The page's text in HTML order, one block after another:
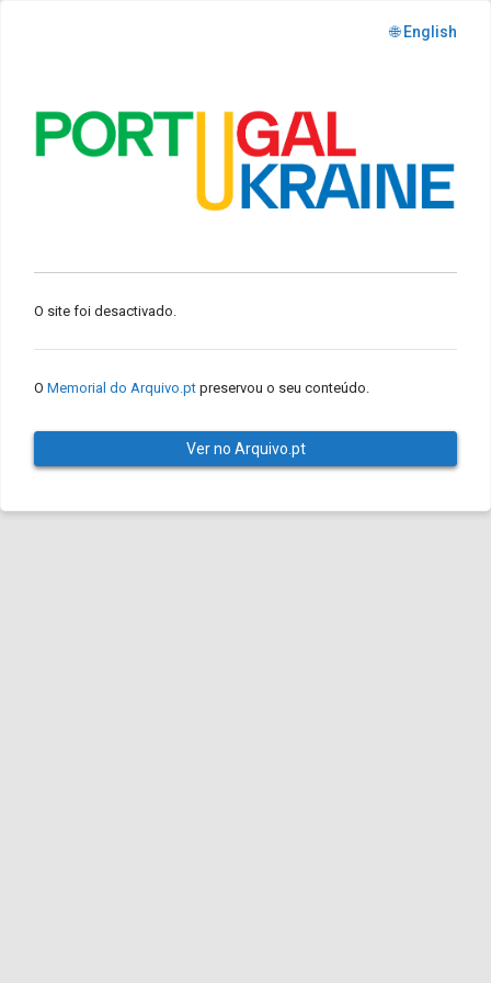
🌐 English
O site foi desactivado.
O Memorial do Arquivo.pt preservou o seu conteúdo.
Ver no Arquivo.pt